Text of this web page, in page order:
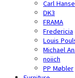
Carl
DK3
FRAMA
Fredericia
Louis
Michael
noiich
PP Møbler